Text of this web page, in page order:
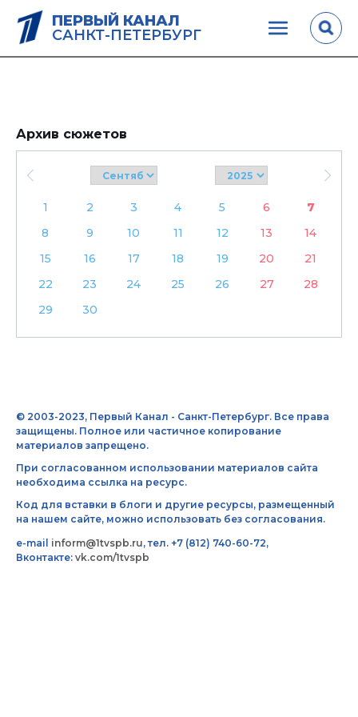
ПЕРВЫЙ КАНАЛ
САНКТ-ПЕТЕРБУРГ
Архив сюжетов
1 2 3 4 5 6
7
8
9 10 11 12 13
14
15
16 17 18 19 20
21
22
23 24 25 26 27
28
29
30
© 2003-2023, Первый Канал - Санкт-Петербург. Все права
защищены. Полное или частичное копирование
материалов запрещено.
При согласованном использовании материалов сайта
необходима ссылка на ресурс.
Код для вставки в блоги и другие ресурсы, размещенный
на нашем сайте, можно использовать без согласования.
e-mail inform@1tvspb.ru, тел. +7 (812) 740-60-72,
Вконтакте: vk.com/1tvspb